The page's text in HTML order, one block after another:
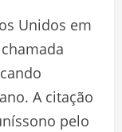
Unidos em
A citação
pelo